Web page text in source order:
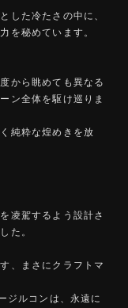
した冷たさの中に、
を秘めています。
から眺めても異なる
ン全体を駆け巡りま
純粋な煌めきを放
凌駕するよう設計さ
た。
、まさにクラフトマ
ルコンは、永遠に